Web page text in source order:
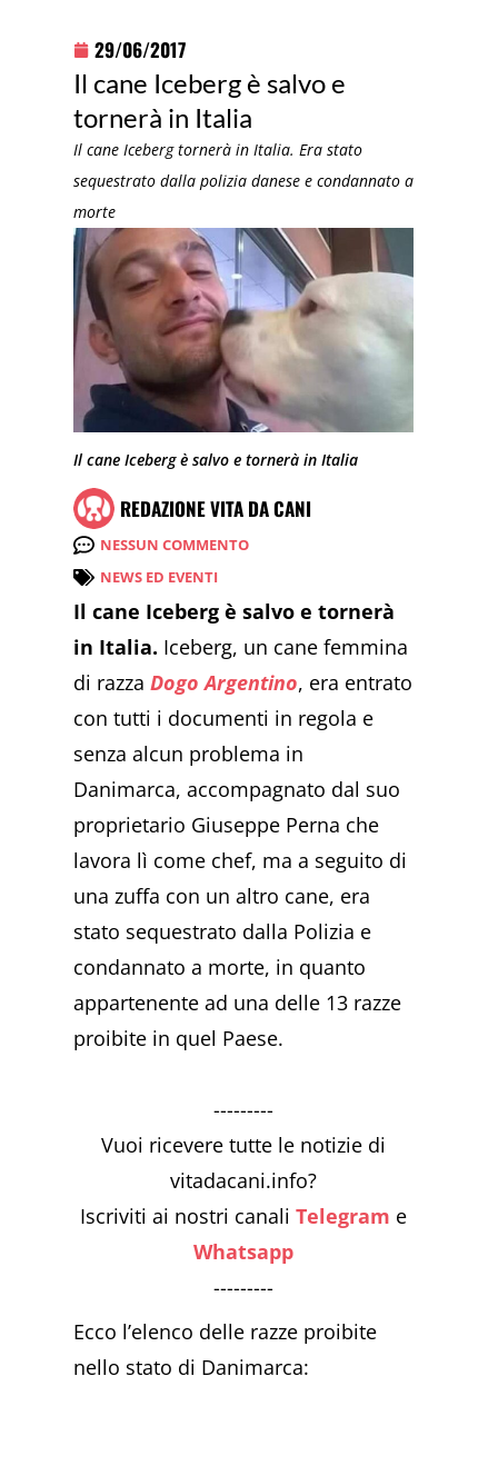
29/06/2017
Il cane Iceberg è salvo e
tornerà in Italia
Il cane Iceberg tornerà in Italia. Era stato
sequestrato dalla polizia danese e condannato a
morte
Il cane Iceberg è salvo e tornerà in Italia
REDAZIONE VITA DA CANI
NESSUN COMMENTO
NEWS ED EVENTI
Il cane Iceberg è salvo e tornerà
in Italia. Iceberg, un cane femmina
di razzaDogo Argentino, era entrato
con tutti i documenti in regola e
senza alcun problema in
Danimarca, accompagnato dal suo
proprietario Giuseppe Perna che
lavora lì come chef, ma a seguito di
una zuffa con un altro cane, era
stato sequestrato dalla Polizia e
condannato a morte, in quanto
appartenente ad una delle 13 razze
proibite in quel Paese.
---------
Vuoi ricevere tutte le notizie di
vitadacani.info?
Iscriviti ai nostri canaliTelegram e
Whatsapp
---------
Ecco l’elenco delle razze proibite
nello stato di Danimarca: